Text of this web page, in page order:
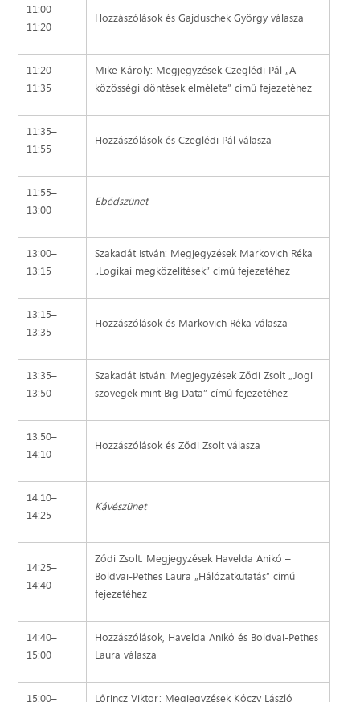
11:00–
11:20
Hozzászólások és Gajduschek György válasza
11:20–
11:35
Mike Károly: Megjegyzések Czeglédi Pál „A
közösségi döntések elmélete” című fejezetéhez
11:35–
11:55
Hozzászólások és Czeglédi Pál válasza
11:55–
13:00
Ebédszünet
13:00–
13:15
Szakadát István: Megjegyzések Markovich Réka
„Logikai megközelítések” című fejezetéhez
13:15–
13:35
Hozzászólások és Markovich Réka válasza
13:35–
13:50
Szakadát István: Megjegyzések Ződi Zsolt „Jogi
szövegek mint Big Data” című fejezetéhez
13:50–
14:10
Hozzászólások és Ződi Zsolt válasza
14:10–
14:25
Kávészünet
14:25–
14:40
Ződi Zsolt: Megjegyzések Havelda Anikó –
Boldvai-Pethes Laura „Hálózatkutatás” című
fejezetéhez
14:40–
15:00
Hozzászólások, Havelda Anikó és Boldvai-Pethes
Laura válasza
15:00– Lőrincz Viktor: Megjegyzések Kóczy László